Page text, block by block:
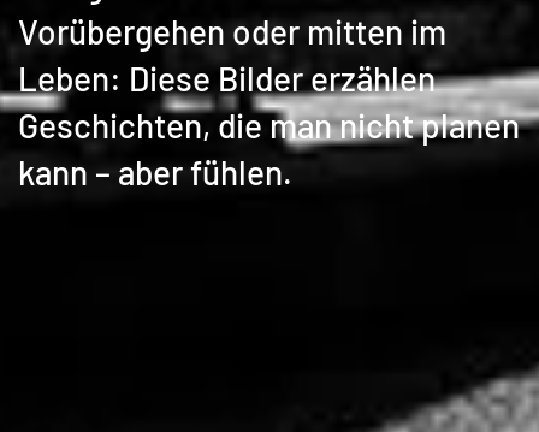
Vorübergehen oder mitten im
Leben: Diese Bilder erzählen
Geschichten, die man nicht planen
kann – aber fühlen.